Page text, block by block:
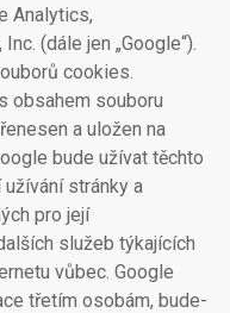
Analytics,
(dále jen „Google“).
cookies.
obsahem souboru
a uložen na
bude užívat těchto
stránky a
pro její
služeb týkajících
vůbec. Google
třetím osobám, bude-